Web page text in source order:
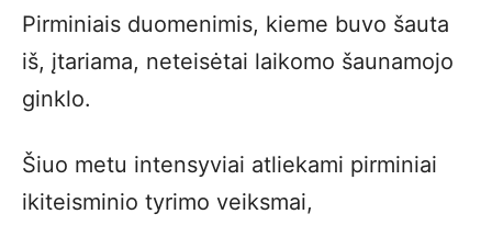
Pirminiais duomenimis, kieme buvo šauta
iš, įtariama, neteisėtai laikomo šaunamojo
ginklo.
Šiuo metu intensyviai atliekami pirminiai
ikiteisminio tyrimo veiksmai,